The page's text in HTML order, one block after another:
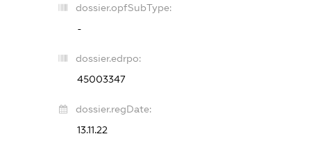
dossier.opfSubType:
-
dossier.edrpo:
45003347
dossier.regDate:
13.11.22